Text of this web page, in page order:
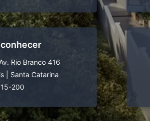
Rio Branco 416
Santa Catarina
200